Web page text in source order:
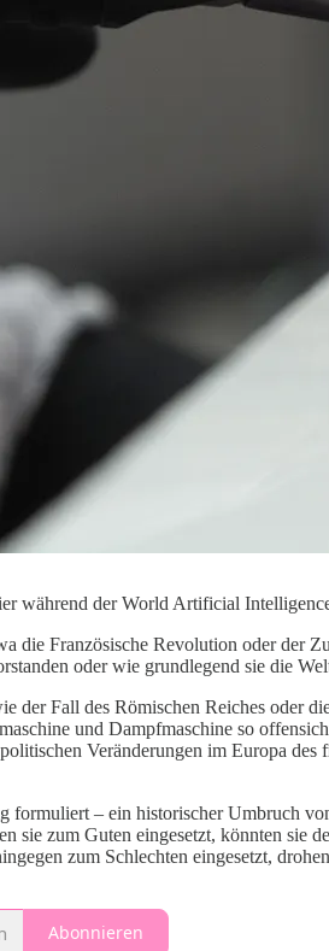
während der World Artificial
die Französische Revolution oder der
oder wie grundlegend sie die
der Fall des Römischen Reiches oder
und Dampfmaschine so
Veränderungen im Europa
formuliert – ein historischer Umbruch
sie zum Guten eingesetzt, könnten sie
zum Schlechten eingesetzt,
Abonnieren